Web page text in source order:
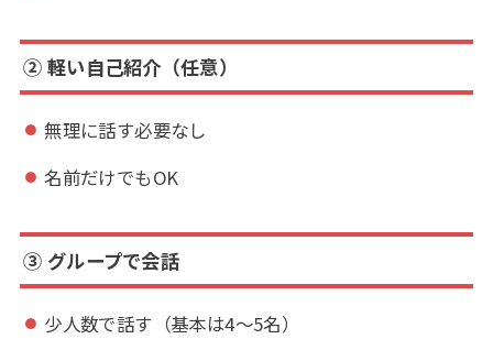
② 軽い自己紹介（任意）
無理に話す必要なし
名前だけでもOK
③ グループで会話
少人数で話す（基本は4～5名）